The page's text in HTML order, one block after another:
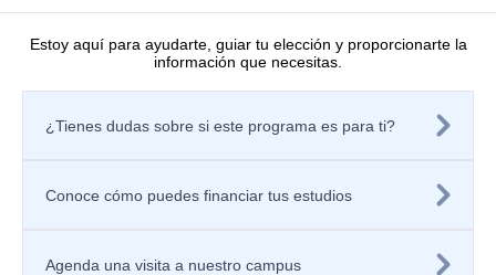
Estoy aquí para ayudarte, guiar tu elección y proporcionarte la
información que necesitas.
¿Tienes dudas sobre si este programa es para ti?
Conoce cómo puedes financiar tus estudios
Agenda una visita a nuestro campus
Semilleros de investigación
Proyectos de investigación
Directorio de investigadores
Nuestras publicaciones
Tratamiento de datos personales
Mecanismos o canales de atención
Registra tu PQRSF